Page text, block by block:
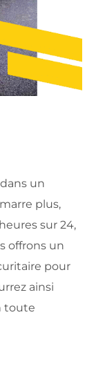
un
plus,
sur 24,
offrons un
pour
ainsi
toute